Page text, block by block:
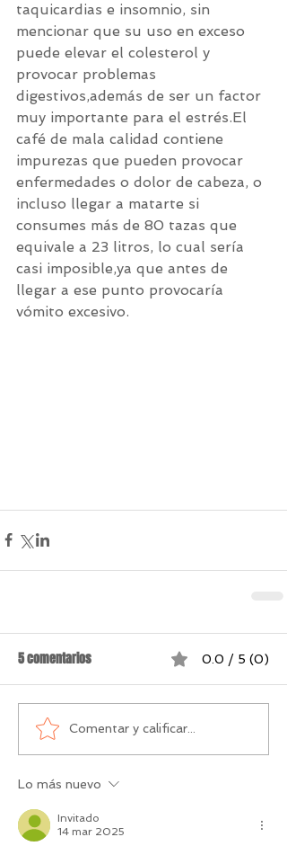
taquicardias e insomnio, sin
mencionar que su uso en exceso
puede elevar el colesterol y
provocar problemas
digestivos,además de ser un factor
muy importante para el estrés.El
café de mala calidad contiene
impurezas que pueden provocar
enfermedades o dolor de cabeza, o
incluso llegar a matarte si
consumes más de 80 tazas que
equivale a 23 litros, lo cual sería
casi imposible,ya que antes de
llegar a ese punto provocaría
vómito excesivo.
5 comentarios 0.0 / 5 (0)
Comentar y calificar...
Lo más nuevo
Invitado
14 mar 2025